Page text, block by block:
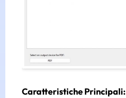
Caratteristiche Principali: